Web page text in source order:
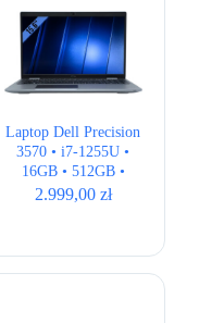
Laptop Dell Precision
3570 • i7-1255U •
16GB • 512GB •
Quadro T550 • 15,6″
2.999,00 zł